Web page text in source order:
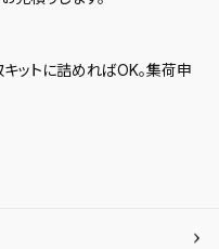
条件に一致する商品
様のアカウント内の
ません。
ページの「保存検索条
イページの「保存検
ットに詰めればOK。集荷申